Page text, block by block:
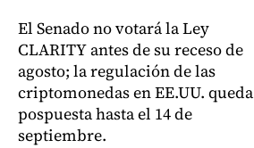
El Senado no votará la Ley
CLARITY antes de su receso de
agosto; la regulación de las
criptomonedas en EE.UU. queda
pospuesta hasta el 14 de
septiembre.